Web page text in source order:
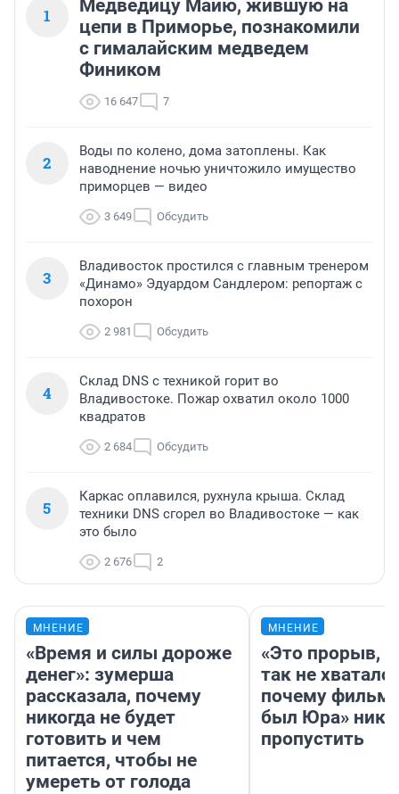
1
Медведицу Майю, жившую на
цепи в Приморье, познакомили
с гималайским медведем
Фиником
16 647 7
2
Воды по колено, дома затоплены. Как
наводнение ночью уничтожило имущество
приморцев — видео
3 649 Обсудить
3
Владивосток простился с главным тренером
«Динамо» Эдуардом Сандлером: репортаж с
похорон
2 981 Обсудить
4
Склад DNS с техникой горит во
Владивостоке. Пожар охватил около 1000
квадратов
2 684 Обсудить
5
Каркас оплавился, рухнула крыша. Склад
техники DNS сгорел во Владивостоке — как
это было
2 676 2
МНЕНИЕ
«Время и силы дороже
денег»: зумерша
рассказала, почему
никогда не будет
готовить и чем
питается, чтобы не
умереть от голода
МНЕНИЕ
«Это прорыв,
так не
почему фильм
был Юра»
пропустить